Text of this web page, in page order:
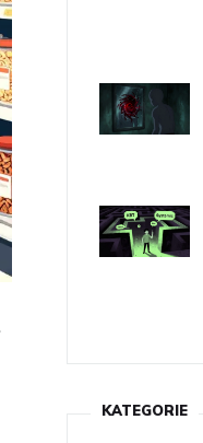
KATEGORIE